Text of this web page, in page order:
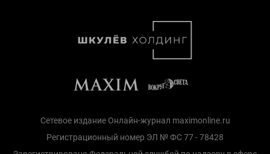
Сетевое издание Онлайн-журнал maximonline.ru
Регистрационный номер ЭЛ № ФС 77 - 78428